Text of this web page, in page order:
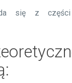
się z